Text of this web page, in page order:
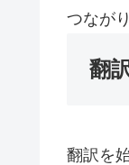
つなが
翻
翻訳を